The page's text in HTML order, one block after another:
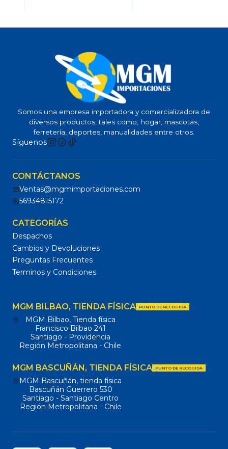
Somos una empresa importadora y comercializadora de
diversos productos, tales como, hogar, mascotas,
ferretería, deportes, manualidades entre otros.
Síguenos
CONTÁCTANOS
Ventas@mgmimportaciones.com
56934815172
CATEGORÍAS
Despachos
Cambios y Devoluciones
Preguntas Frecuentes
Terminos y Condiciones
MGM BILBAO, TIENDA FÍSICA PUNTO DE RECOGIDA
MGM Bilbao, Tienda física
Francisco Bilbao 241
Santiago - Providencia
Región Metropolitana - Chile
MGM BASCUÑÁN, TIENDA FÍSICA PUNTO DE RECOGIDA
MGM Bascuñán, tienda física
Bascuñán Guerrero 530
Santiago - Santiago Centro
Región Metropolitana - Chile